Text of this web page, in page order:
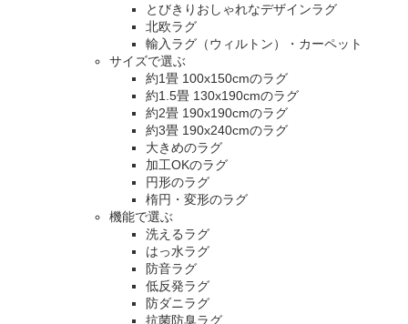
とびきりおしゃれなデザインラグ
北欧ラグ
輸入ラグ（ウィルトン）・カーペット
サイズで選ぶ
約1畳 100x150cmのラグ
約1.5畳 130x190cmのラグ
約2畳 190x190cmのラグ
約3畳 190x240cmのラグ
大きめのラグ
加工OKのラグ
円形のラグ
楕円・変形のラグ
機能で選ぶ
洗えるラグ
はっ水ラグ
防音ラグ
低反発ラグ
防ダニラグ
抗菌防臭ラグ